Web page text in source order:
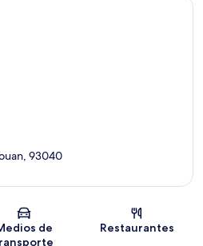
Sección del mapa
93040
de
Restaurantes